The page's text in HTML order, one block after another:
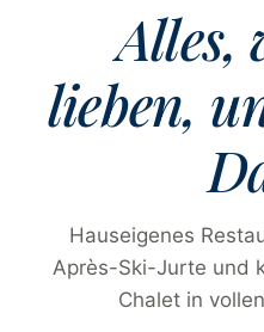
Alles,
lieben,
Hauseigenes
Après-Ski-Jurte und
Chalet in